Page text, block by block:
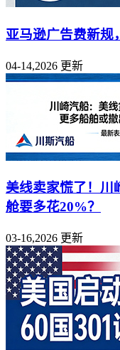
亚马逊广告费新规
04-14,2026 更新
美线卖家慌了！川
舱要多花20%？
03-16,2026 更新